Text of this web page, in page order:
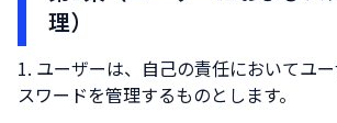
理）
ユーザーは、自己の責任においてユ
スワードを管理するものとします。